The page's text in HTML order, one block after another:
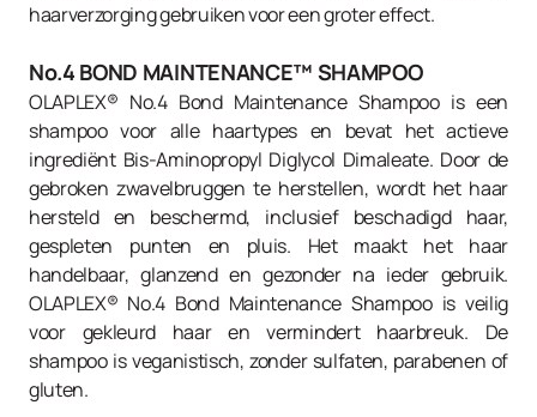
haarverzorging gebruiken voor een groter effect.
No.4 BOND MAINTENANCE™ SHAMPOO
OLAPLEX® No.4 Bond Maintenance Shampoo is een
shampoo voor alle haartypes en bevat het actieve
ingrediënt Bis-Aminopropyl Diglycol Dimaleate. Door de
gebroken zwavelbruggen te herstellen, wordt het haar
hersteld en beschermd, inclusief beschadigd haar,
gespleten punten en pluis. Het maakt het haar
handelbaar, glanzend en gezonder na ieder gebruik.
OLAPLEX® No.4 Bond Maintenance Shampoo is veilig
voor gekleurd haar en vermindert haarbreuk. De
shampoo is veganistisch, zonder sulfaten, parabenen of
gluten.